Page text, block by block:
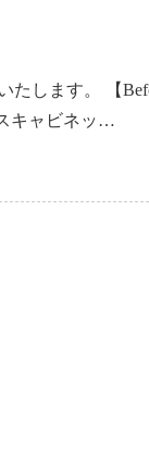
します。 【
キャビネッ…